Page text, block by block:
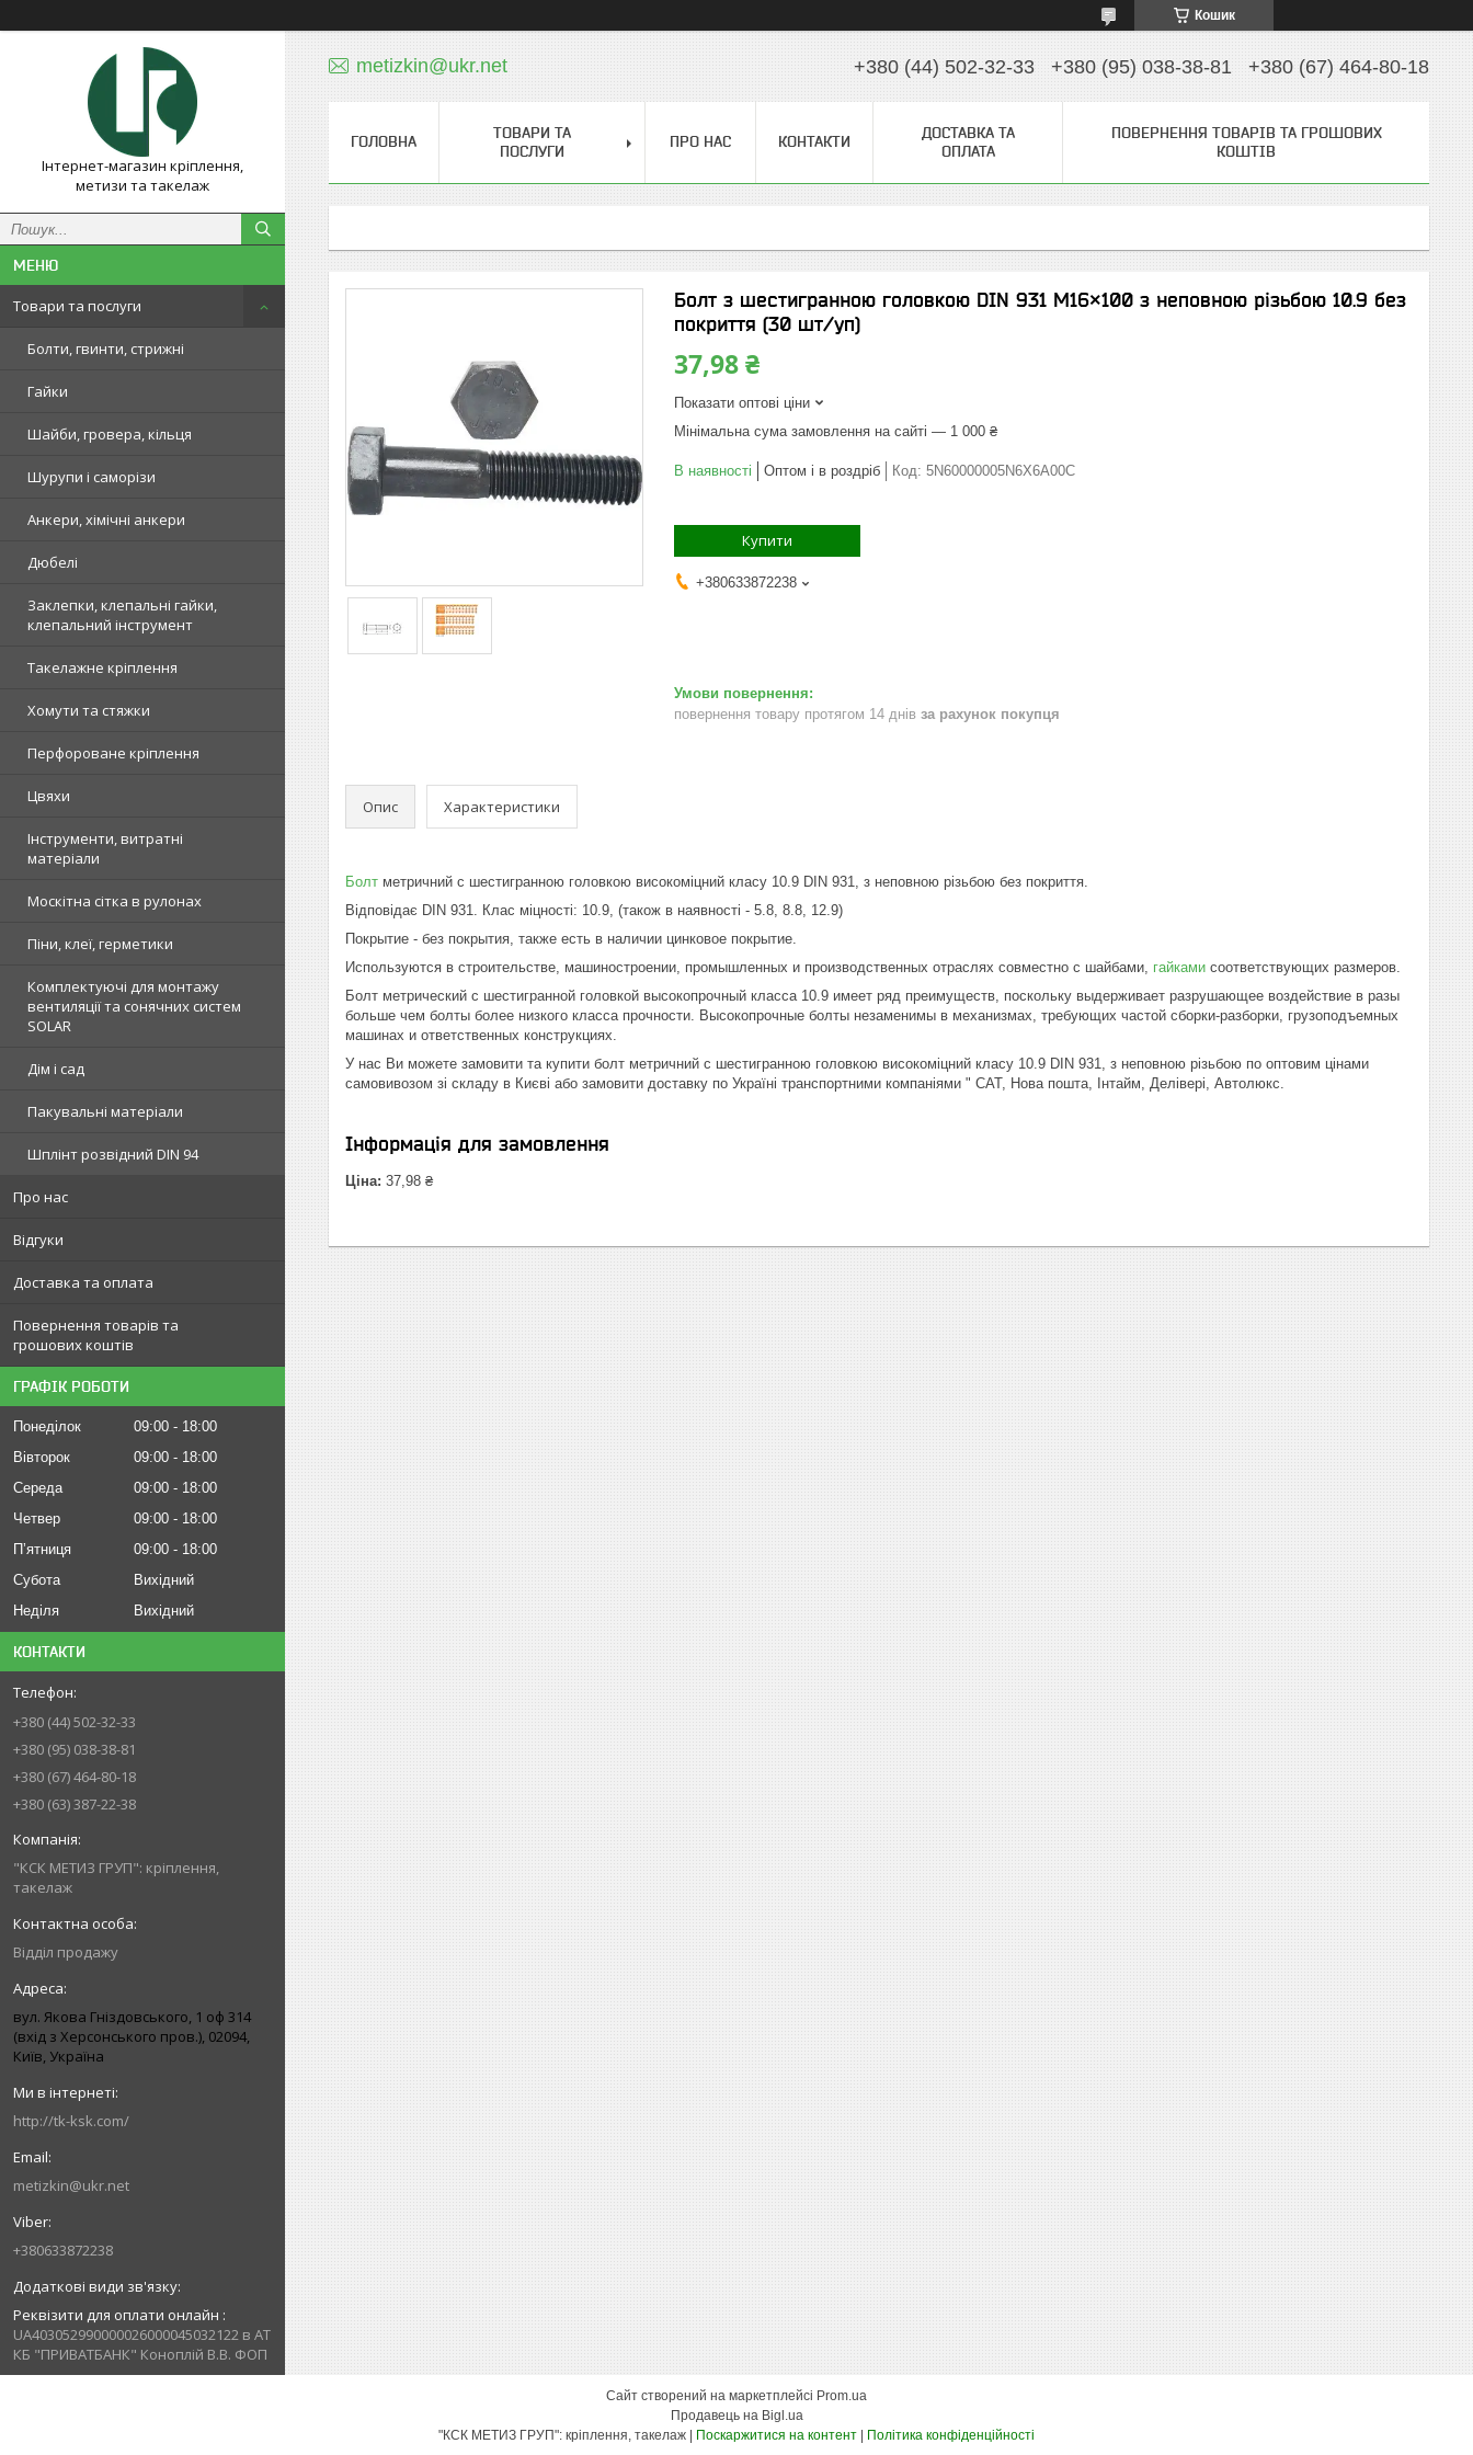
Кошик
Інтернет-магазин кріплення,
метизи та такелаж
Товари та послуги
Болти, гвинти, стрижні
Гайки
Шайби, гровера, кільця
Шурупи і саморізи
Анкери, хімічні анкери
Дюбелі
Заклепки, клепальні гайки,
клепальний інструмент
Такелажне кріплення
Хомути та стяжки
Перфороване кріплення
Цвяхи
Інструменти, витратні
матеріали
Москітна сітка в рулонах
Піни, клеї, герметики
Комплектуючі для монтажу
вентиляції та сонячних систем
SOLAR
Дім і сад
Пакувальні матеріали
Шплінт розвідний DIN 94
Про нас
Відгуки
Доставка та оплата
Повернення товарів та
грошових коштів
ГРАФІК РОБОТИ
Понеділок 09:00
18:00
Вівторок
09:00
18:00
Середа
09:00
18:00
Четвер
09:00
18:00
Пʼятниця
09:00
18:00
Субота
Вихідний
Неділя
Вихідний
КОНТАКТИ
+380 (44) 502-32-33
+380 (95) 038-38-81
+380 (67) 464-80-18
+380 (63) 387-22-38
"КСК МЕТИЗ ГРУП": кріплення,
такелаж
Відділ продажу
вул. Якова Гніздовського, 1 оф 314
(вхід з Херсонського пров.), 02094,
Київ, Україна
http://tk-ksk.com/
metizkin@ukr.net
+380633872238
Реквізити для оплати онлайн
UA403052990000026000045032122 в АТ
КБ "ПРИВАТБАНК" Коноплій В.В. ФОП
metizkin@ukr.net +380 (44) 502-32-33 +380 (95) 038-38-81 +380 (67) 464-80-18
ГОЛОВНА
ТОВАРИ ТА
ПОСЛУГИ
ПРО НАС КОНТАКТИ
ДОСТАВКА ТА
ОПЛАТА
ПОВЕРНЕННЯ ТОВАРІВ ТА ГРОШОВИХ
КОШТІВ
Болт з шестигранною головкою DIN 931 М16×100 з неповною різьбою 10.9 без
покриття (30 шт/уп)
37,98 ₴
Показати оптові ціни
Мінімальна сума замовлення на сайті — 1 000 ₴
В наявності Оптом і в роздріб Код: 5N60000005N6X6A00C
Купити
+380633872238
повернення товару протягом 14 днів за рахунок покупця
Опис Характеристики
Болт метричний c шестигранною головкою високоміцний класу 10.9 DIN 931, з неповною різьбою без покриття.
Відповідає DIN 931. Клас міцності: 10.9, (також в наявності - 5.8, 8.8, 12.9)
Покрытие - без покрытия, также есть в наличии цинковое покрытие.
Используются в строительстве, машиностроении, промышленных и производственных отраслях совместно с шайбами, гайками соответствующих размеров.
Болт метрический c шестигранной головкой высокопрочный класса 10.9 имеет ряд преимуществ, поскольку выдерживает разрушающее воздействие в разы
больше чем болты более низкого класса прочности. Высокопрочные болты незаменимы в механизмах, требующих частой сборки-разборки, грузоподъемных
машинах и ответственных конструкциях.
У нас Ви можете замовити та купити болт метричний c шестигранною головкою високоміцний класу 10.9 DIN 931, з неповною різьбою по оптовим цінами
самовивозом зі складу в Києві або замовити доставку по Україні транспортними компаніями " САТ, Нова пошта, Інтайм, Делівері, Автолюкс.
Інформація для замовлення
Ціна: 37,98 ₴
Сайт створений на маркетплейсі Prom.ua
Продавець на Bigl.ua
Поскаржитися на контент Політика конфіденційності